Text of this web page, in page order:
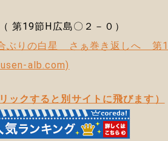
第19節H広島〇２－０）
ぶりの白星 さぁ巻き返しへ 第
alb.com)
ックすると別サイトに飛びます）